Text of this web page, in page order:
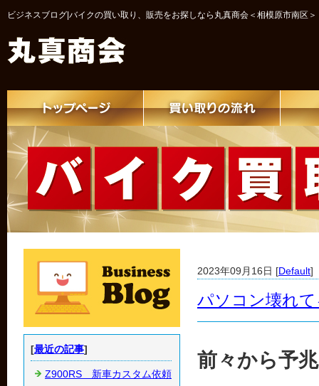
ビジネスブログ|バイクの買い取り、販売をお探しなら丸真商会＜相模原市南区＞
2023年09月16日 [Default]
パソコン壊れ
前々から予
[最近の記事]
Z900RS 新車カスタム依頼